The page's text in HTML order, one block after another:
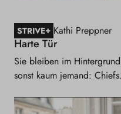
STRIVE+ Kathi Preppner
Harte Tür
Sie bleiben im
sonst kaum jemand: